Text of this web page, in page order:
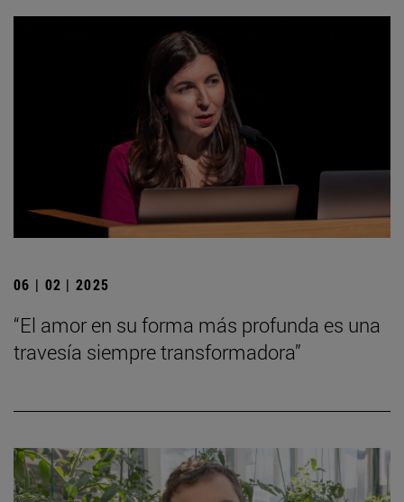
06 | 02 | 2025
“El amor en su forma más profunda es una
travesía siempre transformadora”